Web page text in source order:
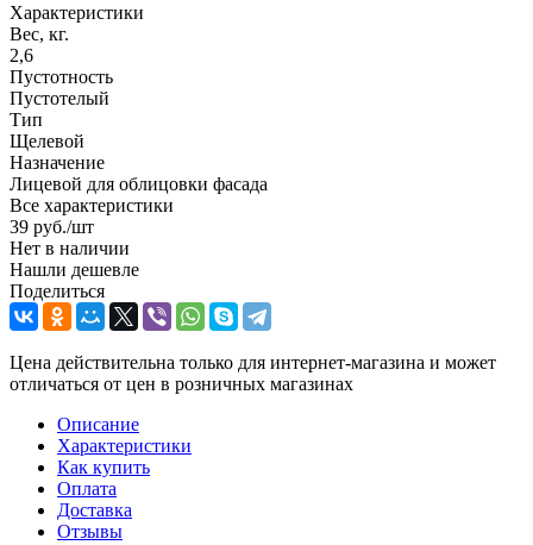
Характеристики
Вес, кг.
2,6
Пустотность
Пустотелый
Тип
Щелевой
Назначение
Лицевой для облицовки фасада
Все характеристики
39 руб./шт
Нет в наличии
Нашли дешевле
Поделиться
Цена действительна только для интернет-магазина и может
отличаться от цен в розничных магазинах
Описание
Характеристики
Как купить
Оплата
Доставка
Отзывы